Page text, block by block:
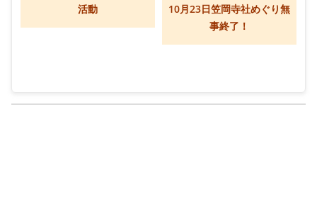
活動
10月23日笠岡寺社めぐり無
事終了！